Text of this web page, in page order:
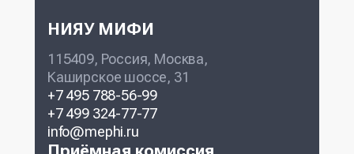
НИЯУ МИФИ
115409, Россия, Москва,
Каширское шоссе, 31
+7 495 788-56-99
+7 499 324-77-77
info@mephi.ru